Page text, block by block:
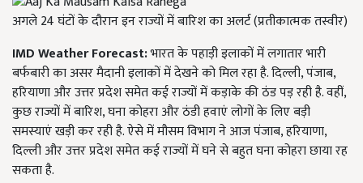
अगले 24 घंटों के दौरान इन राज्यों में बारिश का अलर्ट (प्रतीकात्मक तस्वीर)
IMD Weather Forecast:भारत के पहाड़ी इलाकों में लगातार भारी
बर्फबारी का असर मैदानी इलाकों में देखने को मिल रहा है. दिल्ली, पंजाब,
हरियाणा और उत्तर प्रदेश समेत कई राज्यों में कड़ाके की ठंड पड़ रही है. वहीं,
कुछ राज्यों में बारिश, घना कोहरा और ठंडी हवाएं लोगों के लिए बड़ी
समस्याएं खड़ी कर रही है. ऐसे में मौसम विभाग ने आज पंजाब, हरियाणा,
दिल्ली और उत्तर प्रदेश समेत कई राज्यों में घने से बहुत घना कोहरा छाया रह
सकता है.